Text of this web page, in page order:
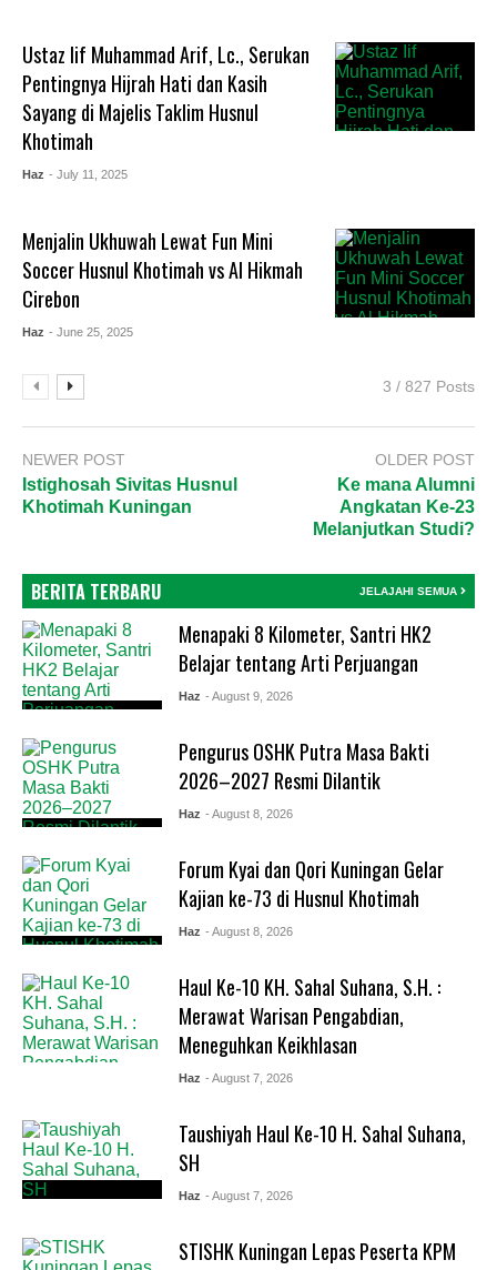
Ustaz Iif Muhammad Arif, Lc., Serukan
Pentingnya Hijrah Hati dan Kasih
Sayang di Majelis Taklim Husnul
Khotimah
Haz - July 11, 2025
Menjalin Ukhuwah Lewat Fun Mini
Soccer Husnul Khotimah vs Al Hikmah
Cirebon
Haz - June 25, 2025
3 / 827 Posts
NEWER POST
Istighosah Sivitas Husnul
Khotimah Kuningan
OLDER POST
Ke mana Alumni
Angkatan Ke-23
Melanjutkan Studi?
BERITA TERBARU JELAJAHI SEMUA
Menapaki 8 Kilometer, Santri HK2
Belajar tentang Arti Perjuangan
Haz - August 9, 2026
Pengurus OSHK Putra Masa Bakti
2026–2027 Resmi Dilantik
Haz - August 8, 2026
Forum Kyai dan Qori Kuningan Gelar
Kajian ke-73 di Husnul Khotimah
Haz - August 8, 2026
Haul Ke-10 KH. Sahal Suhana, S.H. :
Merawat Warisan Pengabdian,
Meneguhkan Keikhlasan
Haz - August 7, 2026
Taushiyah Haul Ke-10 H. Sahal Suhana,
SH
Haz - August 7, 2026
STISHK Kuningan Lepas Peserta KPM